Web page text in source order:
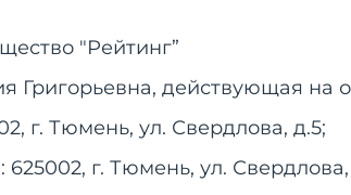
"Рейтинг”
Григорьевна, действующая на
г. Тюмень, ул. Свердлова, д.5;
г. Тюмень, ул. Свердлова,